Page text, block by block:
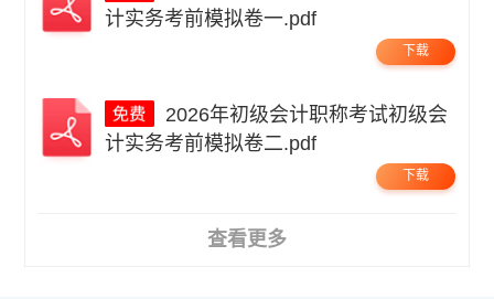
计实务考前模拟卷一.pdf
下载
计实务考前模拟卷二.pdf
下载
查看更多